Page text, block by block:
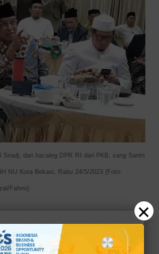
dan bacaleg DPR RI dari PKB, sang Santri
NU Kota Bekasi, Rabu 24/5/2023 (Foto:
Fahmi)
Plt Walikota Bekasi di
×